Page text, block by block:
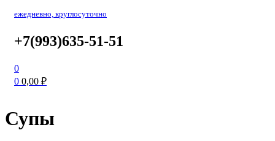
ежедневно, круглосуточно
+7(993)635-51-51
0
0 0,00 ₽
Супы